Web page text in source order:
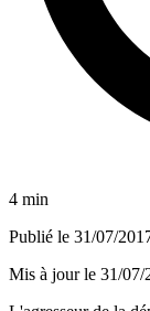
4 min
Publié le 31/07/
Mis à jour le 31/07/